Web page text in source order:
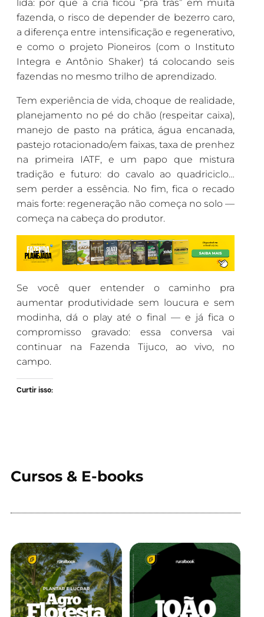
lida: por que a cria ficou “pra trás” em muita
fazenda, o risco de depender de bezerro caro,
a diferença entre intensificação e regenerativo,
e como o projeto Pioneiros (com o Instituto
Integra e Antônio Shaker) tá colocando seis
fazendas no mesmo trilho de aprendizado.
Tem experiência de vida, choque de realidade,
planejamento no pé do chão (respeitar caixa),
manejo de pasto na prática, água encanada,
pastejo rotacionado/em faixas, taxa de prenhez
na primeira IATF, e um papo que mistura
tradição e futuro: do cavalo ao quadriciclo…
sem perder a essência. No fim, fica o recado
mais forte: regeneração não começa no solo —
começa na cabeça do produtor.
Se você quer entender o caminho pra
aumentar produtividade sem loucura e sem
modinha, dá o play até o final — e já fica o
compromisso gravado: essa conversa vai
continuar na Fazenda Tijuco, ao vivo, no
campo.
Curtir isso:
Cursos & E-books